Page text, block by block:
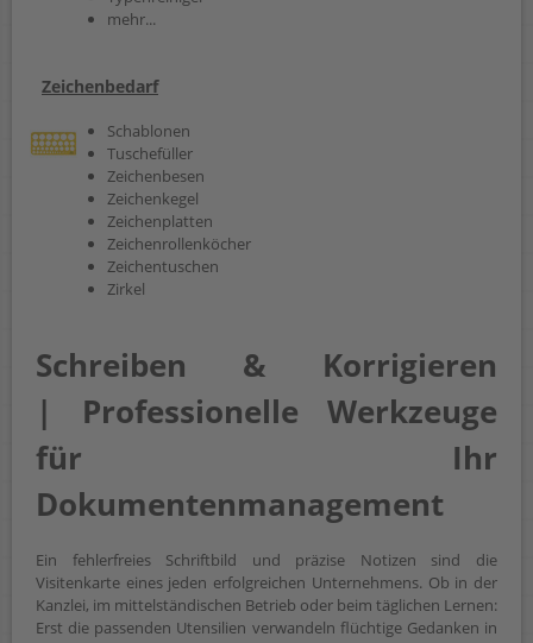
mehr...
Zeichenbedarf
Schablonen
Tuschefüller
Zeichenbesen
Zeichenkegel
Zeichenplatten
Zeichenrollenköcher
Zeichentuschen
Zirkel
Schreiben & Korrigieren
| Professionelle Werkzeuge
für Ihr
Dokumentenmanagement
Ein fehlerfreies Schriftbild und präzise Notizen sind die
Visitenkarte eines jeden erfolgreichen Unternehmens. Ob in der
Kanzlei, im mittelständischen Betrieb oder beim täglichen Lernen:
Erst die passenden Utensilien verwandeln flüchtige Gedanken in